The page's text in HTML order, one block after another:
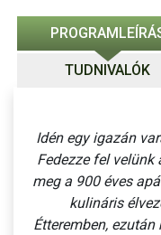
TUDNIVALÓK
Idén egy igazán
Fedezze fel velünk
meg a 900 éves
kulináris
Étteremben,